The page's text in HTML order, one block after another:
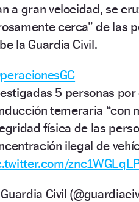
a gran velocidad, se
cerca” de las
la Guardia Civil.
5 personas
temeraria “con
física de las
ilegal de
Civil